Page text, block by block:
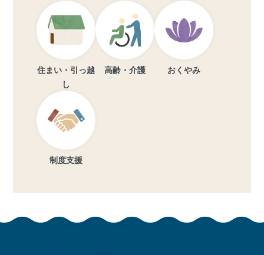
住まい・引っ越
し
高齢・介護 おくやみ
制度支援